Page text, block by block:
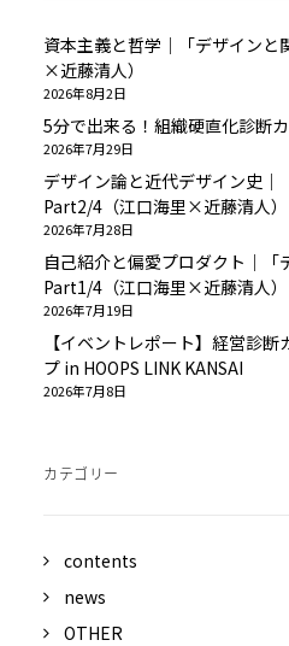
資本主義と哲学｜「デザイン
×近藤清人）
2026年8月2日
5分で出来る！組織硬直化診断
2026年7月29日
デザイン論と近代デザイン史｜
Part2/4（江口海里×近藤清人）
2026年7月28日
自己紹介と偏愛プロダクト｜「
Part1/4（江口海里×近藤清人）
2026年7月19日
【イベントレポート】経営診
プ in HOOPS LINK KANSAI
2026年7月8日
カテゴリー
contents
news
OTHER